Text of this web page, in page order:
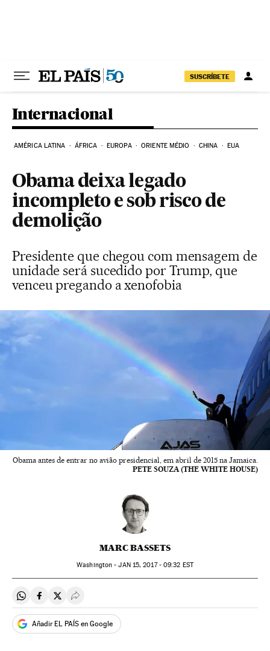
SUSCRÍBETE
Internacional
AMÉRICA LATINA ÁFRICA EUROPA ORIENTE MÉDIO CHINA EUA
Obama deixa legado
incompleto e sob risco de
demolição
Presidente que chegou com mensagem de
unidade será sucedido por Trump, que
venceu pregando a xenofobia
Obama antes de entrar no avião presidencial, em abril de 2015 na Jamaica.
PETE SOUZA (THE WHITE HOUSE)
MARC BASSETS
Washington -JAN 15, 2017 - 09:32 EST
Compartir en Whatsapp
Compartir en Facebook
Compartir en Twitter
Desplegar Redes Sociales
Añadir EL PAÍS en Google